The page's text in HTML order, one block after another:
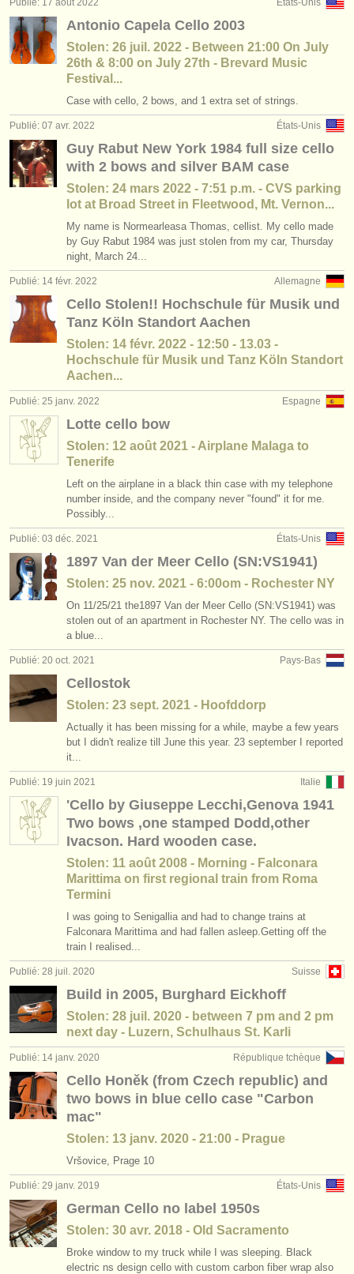
États-Unis
Publié: 17 août 2022
Antonio Capela Cello 2003
Stolen: 26 juil. 2022 - Between 21:00 On July
26th & 8:00 on July 27th - Brevard Music
Festival...
Case with cello, 2 bows, and 1 extra set of strings.
États-Unis
Publié: 07 avr. 2022
Guy Rabut New York 1984 full size cello
with 2 bows and silver BAM case
Stolen: 24 mars 2022 - 7:51 p.m. - CVS parking
lot at Broad Street in Fleetwood, Mt. Vernon...
My name is Normearleasa Thomas, cellist. My cello made
by Guy Rabut 1984 was just stolen from my car, Thursday
night, March 24...
Allemagne
Publié: 14 févr. 2022
Cello Stolen!! Hochschule für Musik und
Tanz Köln Standort Aachen
Stolen: 14 févr. 2022 - 12:50 - 13.03 -
Hochschule für Musik und Tanz Köln Standort
Aachen...
Espagne
Publié: 25 janv. 2022
Lotte cello bow
Stolen: 12 août 2021 - Airplane Malaga to
Tenerife
Left on the airplane in a black thin case with my telephone
number inside, and the company never "found" it for me.
Possibly...
États-Unis
Publié: 03 déc. 2021
1897 Van der Meer Cello (SN:VS1941)
Stolen: 25 nov. 2021 - 6:00om - Rochester NY
On 11/25/21 the1897 Van der Meer Cello (SN:VS1941) was
stolen out of an apartment in Rochester NY. The cello was in
a blue...
Pays-Bas
Publié: 20 oct. 2021
Cellostok
Stolen: 23 sept. 2021 - Hoofddorp
Actually it has been missing for a while, maybe a few years
but I didn't realize till June this year. 23 september I reported
it...
Italie
Publié: 19 juin 2021
'Cello by Giuseppe Lecchi,Genova 1941
Two bows ,one stamped Dodd,other
Ivacson. Hard wooden case.
Stolen: 11 août 2008 - Morning - Falconara
Marittima on first regional train from Roma
Termini
I was going to Senigallia and had to change trains at
Falconara Marittima and had fallen asleep.Getting off the
train I realised...
Suisse
Publié: 28 juil. 2020
Build in 2005, Burghard Eickhoff
Stolen: 28 juil. 2020 - between 7 pm and 2 pm
next day - Luzern, Schulhaus St. Karli
République tchèque
Publié: 14 janv. 2020
Cello Honěk (from Czech republic) and
two bows in blue cello case "Carbon
mac"
Stolen: 13 janv. 2020 - 21:00 - Prague
Vršovice, Prage 10
États-Unis
Publié: 29 janv. 2019
German Cello no label 1950s
Stolen: 30 avr. 2018 - Old Sacramento
Broke window to my truck while I was sleeping. Black
electric ns design cello with custom carbon fiber wrap also